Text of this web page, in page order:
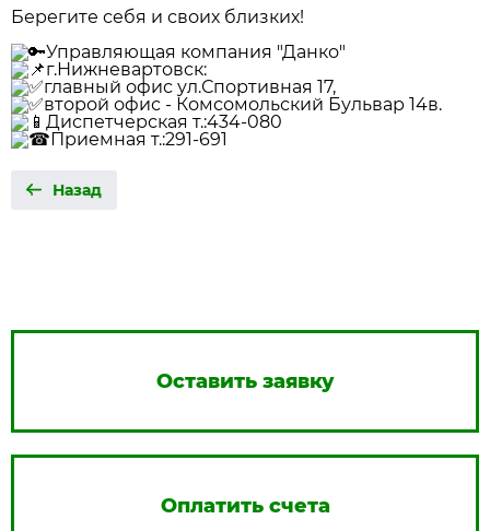
Берегите себя и своих близких!
Управляющая компания "Данко"
г.Нижневартовск:
главный офис ул.Спортивная 17,
второй офис - Комсомольский Бульвар 14в.
Диспетчерская т.:434-080
Приемная т.:291-691
Назад
Оставить заявку
Оплатить счета